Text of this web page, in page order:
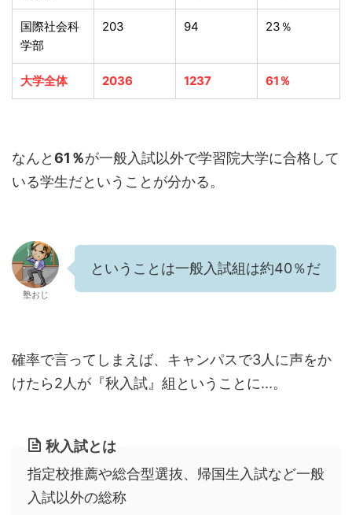
国際社会科
学部
203 94 23％
大学全体 2036 1237 61％
なんと61％が一般入試以外で学習院大学に合格して
いる学生だということが分かる。
塾おじ
ということは一般入試組は約40％だ
確率で言ってしまえば、キャンパスで3人に声をか
けたら2人が『秋入試』組ということに...。
秋入試とは
指定校推薦や総合型選抜、帰国生入試など一般
入試以外の総称